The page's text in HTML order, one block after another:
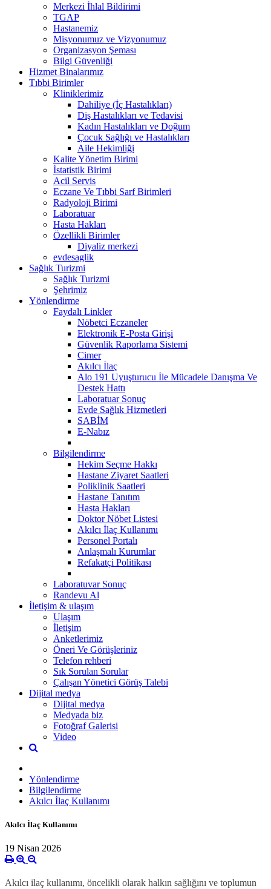
Merkezi İhlal Bildirimi
TGAP
Hastanemiz
Misyonumuz ve Vizyonumuz
Organizasyon Şeması
Bilgi Güvenliği
Hizmet Binalarımız
Tıbbi Birimler
Kliniklerimiz
Dahiliye (İç Hastalıkları)
Diş Hastalıkları ve Tedavisi
Kadın Hastalıkları ve Doğum
Çocuk Sağlığı ve Hastalıkları
Aile Hekimliği
Kalite Yönetim Birimi
İstatistik Birimi
Acil Servis
Eczane Ve Tıbbi Sarf Birimleri
Radyoloji Birimi
Laboratuar
Hasta Hakları
Özellikli Birimler
Diyaliz merkezi
evdesaglik
Sağlık Turizmi
Sağlık Turizmi
Şehrimiz
Yönlendirme
Faydalı Linkler
Nöbetci Eczaneler
Elektronik E-Posta Girişi
Güvenlik Raporlama Sistemi
Cimer
Akılcı İlaç
Alo 191 Uyuşturucu İle Mücadele Danışma Ve
Destek Hattı
Laboratuar Sonuç
Evde Sağlık Hizmetleri
SABİM
E-Nabız
Bilgilendirme
Hekim Seçme Hakkı
Hastane Ziyaret Saatleri
Poliklinik Saatleri
Hastane Tanıtım
Hasta Hakları
Doktor Nöbet Listesi
Akılcı İlaç Kullanımı
Personel Portalı
Anlaşmalı Kurumlar
Refakatçi Politikası
Laboratuvar Sonuç
Randevu Al
İletişim & ulaşım
Ulaşım
İletişim
Anketlerimiz
Öneri Ve Görüşleriniz
Telefon rehberi
Sık Sorulan Sorular
Çalışan Yönetici Görüş Talebi
Dijital medya
Dijital medya
Medyada biz
Fotoğraf Galerisi
Video
Yönlendirme
Bilgilendirme
Akılcı İlaç Kullanımı
Akılcı İlaç Kullanımı
19 Nisan 2026
Akılcı ilaç kullanımı, öncelikli olarak halkın sağlığını ve toplumun